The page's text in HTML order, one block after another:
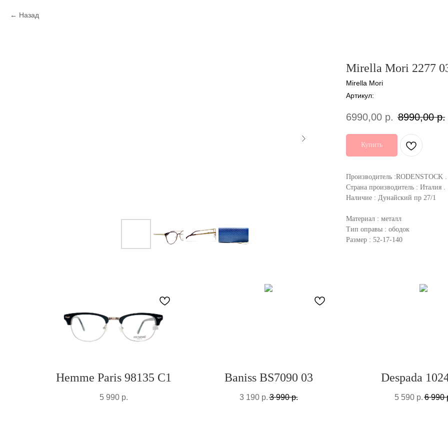
Назад
Mirella Mori 2277
Mirella Mori
Артикул:
6990,00 р. 8990,00 р.
Купить
Производитель :RODENSTOCK .
Страна производитель : Италия .
Наличие : Дунайский пр 27/1
Материал : металл
Тип оправы : ободок
Размер : 52-17-140
Hemme Paris 98135 C1
5 990 р.
Baniss BS7090 03
3 190 р. 3 990 р.
Despada
5 590 р. 6 990